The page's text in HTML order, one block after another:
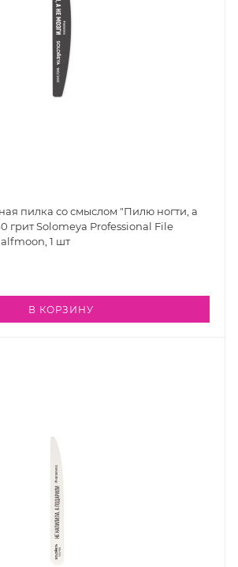
пилка со смыслом "Пилю ногти, а
грит Solomeya Professional File
1 шт
В КОРЗИНУ